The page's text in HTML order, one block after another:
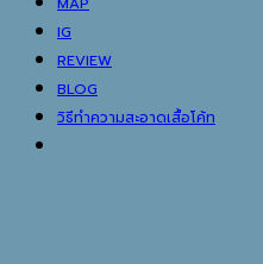
IG
REVIEW
BLOG
วิธีทำความสะอาดเสื้อโค้ท